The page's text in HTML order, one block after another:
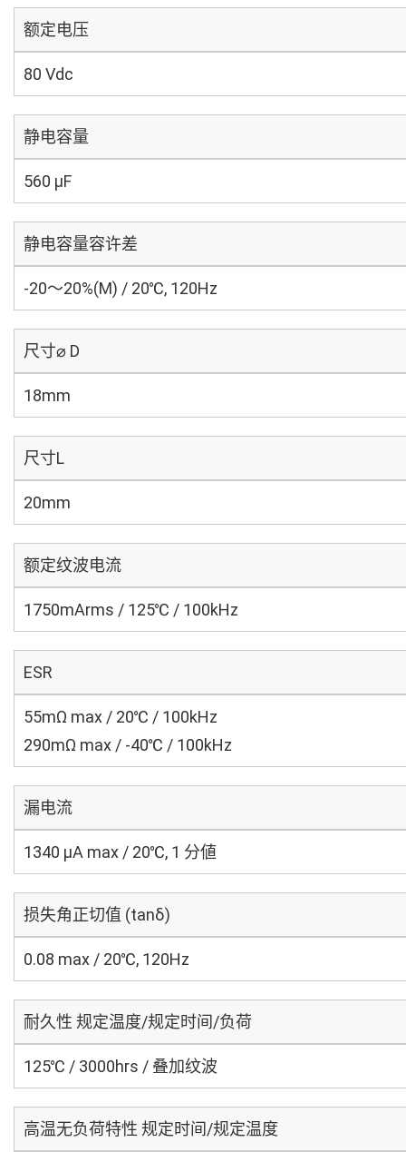
额定电压
80 Vdc
静电容量
560 µF
静电容量容许差
-20～20%(M) / 20℃, 120Hz
尺寸⌀ D
18mm
尺寸L
20mm
额定纹波电流
1750mArms / 125℃ / 100kHz
ESR
55mΩ max / 20℃ / 100kHz
290mΩ max / -40℃ / 100kHz
漏电流
1340 μA max / 20℃, 1 分値
损失角正切值 (tanδ)
0.08 max / 20℃, 120Hz
耐久性 规定温度/规定时间/负荷
125℃ / 3000hrs / 叠加纹波
高温无负荷特性 规定时间/规定温度